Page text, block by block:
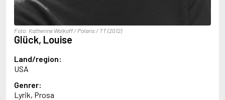
Ackroyd, Peter
Adam de la Halle
Adamov, Arthur
Adams, Douglas
Adams, Herbert
Adams, Jane
Adams, Richard
Adbåge, Emma
Adbåge, Lisen
Adelborg, Ottilia
Foto: Katherine Wolkoff / Polaris / TT (2012)
Glück, Louise
Land/region:
USA
Genrer:
Lyrik, Prosa